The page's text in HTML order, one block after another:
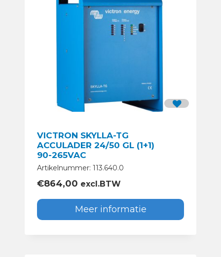
VICTRON SKYLLA-TG
ACCULADER 24/50 GL (1+1)
90-265VAC
Artikelnummer: 113.640.0
€864,00 excl.BTW
Meer informatie